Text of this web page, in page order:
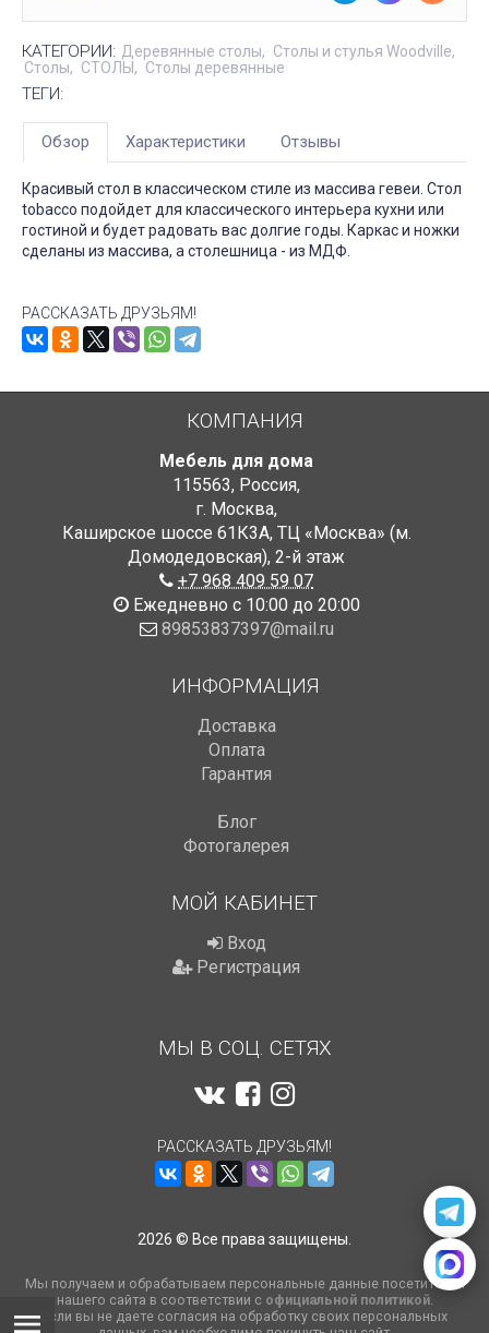
КАТЕГОРИИ: Деревянные столы
Столы и стулья Woodville
Столы
СТОЛЫ Столы деревянные
ТЕГИ:
Обзор Характеристики Отзывы
Красивый стол в классическом стиле из массива гевеи. Стол
tobacco подойдет для классического интерьера кухни или
гостиной и будет радовать вас долгие годы. Каркас и ножки
сделаны из массива, а столешница - из МДФ.
РАССКАЗАТЬ ДРУЗЬЯМ!
КОМПАНИЯ
Мебель для дома
115563, Россия,
г. Москва,
Каширское шоссе 61К3А, ТЦ «Москва» (м.
Домодедовская), 2-й этаж
+7 968 409 59 07
Ежедневно с 10:00 до 20:00
89853837397@mail.ru
ИНФОРМАЦИЯ
Доставка
Оплата
Гарантия
Блог
Фотогалерея
МОЙ КАБИНЕТ
Вход
Регистрация
МЫ В СОЦ. СЕТЯХ
РАССКАЗАТЬ ДРУЗЬЯМ!
2026 © Все права защищены.
Мы получаем и обрабатываем персональные данные посетителей
нашего сайта в соответствии с официальной политикой.
Если вы не даете согласия на обработку своих персональных